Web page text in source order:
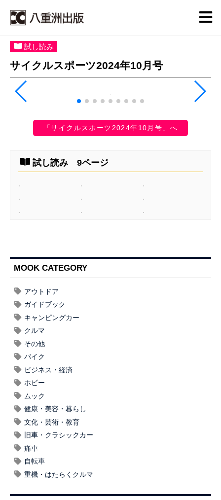
試し読み
サイクルスポーツ2024年10月号
「サイクルスポーツ2024年10月号」へ
試し読み 9ページ
MOOK CATEGORY
アウトドア
ガイドブック
キャンピングカー
クルマ
その他
バイク
ビジネス・経済
ホビー
ムック
健康・美容・暮らし
文化・芸術・教育
旧車・クラシックカー
痛車
自転車
重機・はたらくクルマ